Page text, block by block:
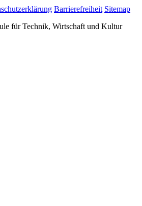
Barrierefreiheit Sitemap
für Technik, Wirtschaft und Kultur